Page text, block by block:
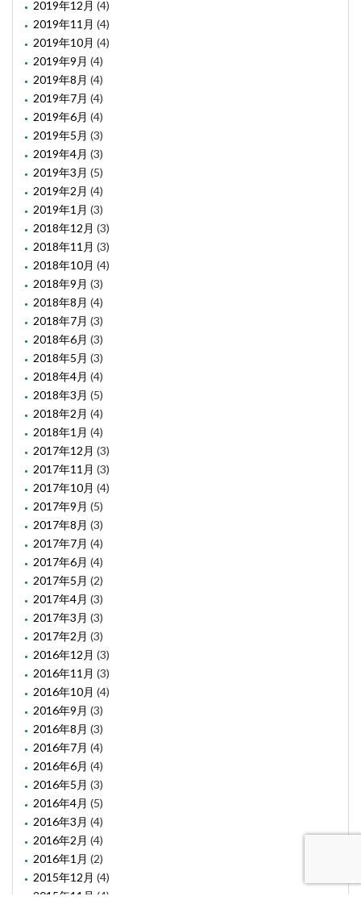
2019年12月 (4)
2019年11月 (4)
2019年10月 (4)
2019年9月 (4)
2019年8月 (4)
2019年7月 (4)
2019年6月 (4)
2019年5月 (3)
2019年4月 (3)
2019年3月 (5)
2019年2月 (4)
2019年1月 (3)
2018年12月 (3)
2018年11月 (3)
2018年10月 (4)
2018年9月 (3)
2018年8月 (4)
2018年7月 (3)
2018年6月 (3)
2018年5月 (3)
2018年4月 (4)
2018年3月 (5)
2018年2月 (4)
2018年1月 (4)
2017年12月 (3)
2017年11月 (3)
2017年10月 (4)
2017年9月 (5)
2017年8月 (3)
2017年7月 (4)
2017年6月 (4)
2017年5月 (2)
2017年4月 (3)
2017年3月 (3)
2017年2月 (3)
2016年12月 (3)
2016年11月 (3)
2016年10月 (4)
2016年9月 (3)
2016年8月 (3)
2016年7月 (4)
2016年6月 (4)
2016年5月 (3)
2016年4月 (5)
2016年3月 (4)
2016年2月 (4)
2016年1月 (2)
2015年12月 (4)
2015年11月 (4)